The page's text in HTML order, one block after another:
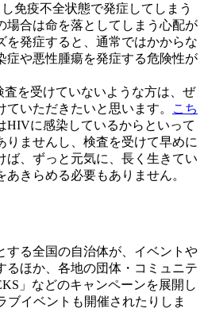
免疫不全状態で発症してしまう
場合は命を落としてしまう心配が
を発症すると、通常ではかからな
症や悪性腫瘍を発症する危険性が
を受けていないような方は、ぜ
いただきたいと思います。
こち
HIVに感染しているからといって
りませんし、検査を受けて早めに
ば、ずっと元気に、長く生きてい
きらめる必要もありません。
る全国の自治体が、イベントや
るほか、各地の団体・コミュニテ
」などのキャンペーンを展開し
ブイベントも開催されたりしま